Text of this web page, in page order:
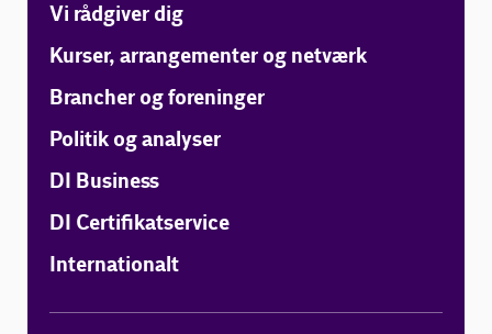
Vi rådgiver dig
Kurser, arrangementer og netværk
Brancher og foreninger
Politik og analyser
DI Business
DI Certifikatservice
Internationalt